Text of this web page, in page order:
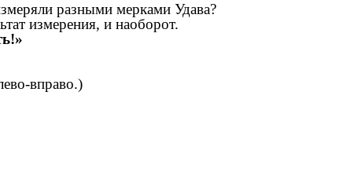
разными мерками Удава?
измерения, и наоборот.
вправо.)